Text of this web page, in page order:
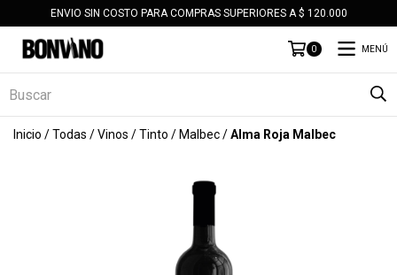
ENVIO SIN COSTO PARA COMPRAS SUPERIORES A $ 120.000
0 MENÚ
Inicio /Todas /Vinos /Tinto / Malbec/Alma Roja Malbec